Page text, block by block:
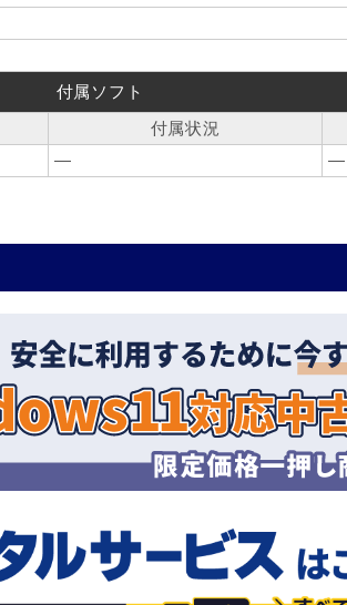
付属ソフト
付属状況
― ―